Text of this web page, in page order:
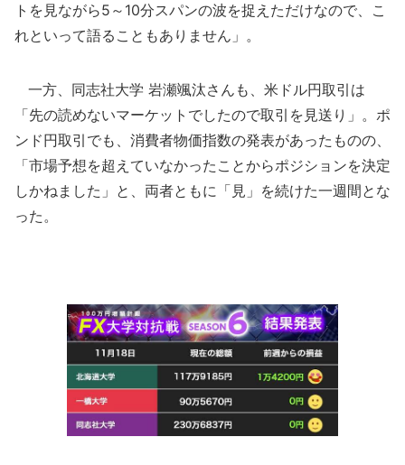
トを見ながら5～10分スパンの波を捉えただけなので、こ
れといって語ることもありません」。
一方、同志社大学 岩瀬颯汰さんも、米ドル円取引は
「先の読めないマーケットでしたので取引を見送り」。ポ
ンド円取引でも、消費者物価指数の発表があったものの、
「市場予想を超えていなかったことからポジションを決定
しかねました」と、両者ともに「見」を続けた一週間とな
った。